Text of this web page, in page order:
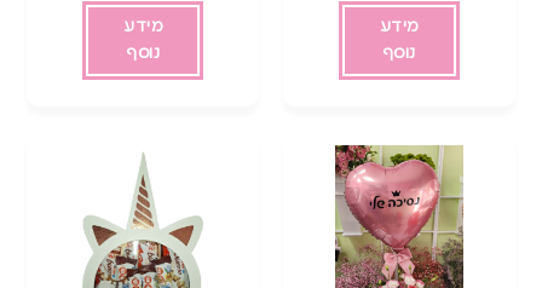
מידע
נוסף
מידע
נוסף